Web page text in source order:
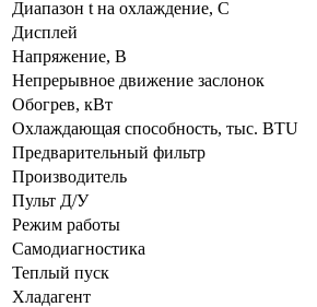
Диапазон t на охлаждение, С
Дисплей
Напряжение, В
Непрерывное движение заслонок
Обогрев, кВт
Охлаждающая способность, тыс. BTU
Предварительный фильтр
Производитель
Пульт Д/У
Режим работы
Самодиагностика
Теплый пуск
Хладагент